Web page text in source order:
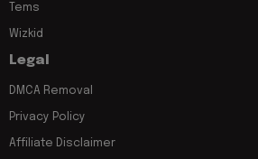
Tems
Wizkid
Legal
DMCA Removal
Privacy Policy
Affiliate Disclaimer